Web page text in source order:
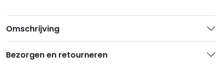
Omschrijving
Bezorgen en retourneren